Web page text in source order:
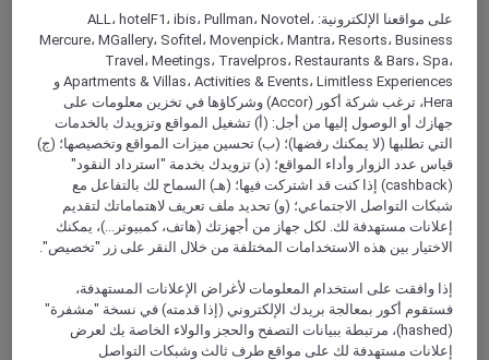
RENNES, فرنسا
Mercure Rennes Place Bretagne Hotel
على مواقعنا الإلكترونية: ALL، hotelF1، ibis، Pullman، Novotel،
Mercure، MGallery، Sofitel، Movenpick، Mantra، Resorts، Business
Travel، Meetings، Travelpros، Restaurants & Bars، Spa،
Apartments & Villas، Activities & Events، Limitless Experiences و
Hera، ترغب شركة أكور (Accor) وشركاؤها في تخزين معلومات على
جهازك أو الوصول إليها من أجل: (أ) تشغيل المواقع وتزويدك بالخدمات
التي تطلبها (لا يمكنك رفضها)؛ (ب) تحسين ميزات المواقع وتخصيصها؛ (ج)
قياس عدد الزوار وأداء المواقع؛ (د) تزويدك بخدمة "استرداد النقود"
(cashback) إذا كنت قد اشتركت فيها؛ (هـ) السماح لك بالتفاعل مع
شبكات التواصل الاجتماعي؛ (و) تحديد ملف تعريف لاهتماماتك لتقديم
إعلانات مستهدفة لك. لكل جهاز من أجهزتك (هاتف، كمبيوتر...)، يمكنك
الاختيار بين هذه الاستخدامات المختلفة من خلال النقر على زر "تخصيص".
إذا وافقت على استخدام المعلومات لأغراض الإعلانات المستهدفة،
فستقوم أكور بمعالجة بريدك الإلكتروني (إذا قدمته) في نسخة "مشفرة"
(hashed)، مرتبطة ببيانات التصفح والحجز والولاء الخاصة بك لعرض
إعلانات مستهدفة لك على مواقع طرف ثالث وشبكات التواصل